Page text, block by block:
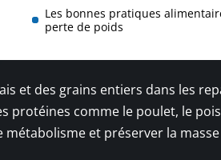
Les bonnes pratiques
perte de poids
et des grains entiers dans les
protéines comme le poulet, le
et préserver la